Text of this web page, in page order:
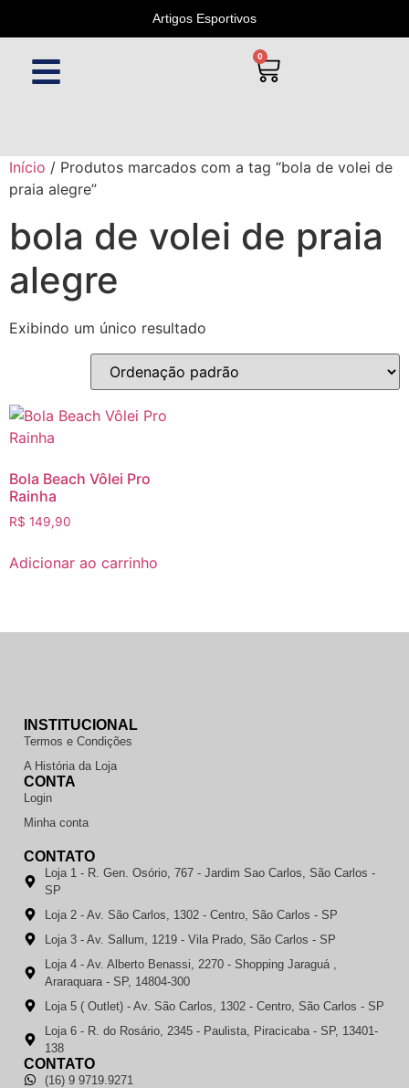
Artigos Esportivos
0
Início / Produtos marcados com a tag “bola de volei de
praia alegre”
bola de volei de praia
alegre
Exibindo um único resultado
Bola Beach Vôlei Pro
Rainha
R$ 149,90
Adicionar ao carrinho
INSTITUCIONAL
Termos e Condições
A História da Loja
CONTA
Login
Minha conta
CONTATO
Loja 1 - R. Gen. Osório, 767 - Jardim Sao Carlos, São Carlos -
SP
Loja 2 - Av. São Carlos, 1302 - Centro, São Carlos - SP
Loja 3 - Av. Sallum, 1219 - Vila Prado, São Carlos - SP
Loja 4 - Av. Alberto Benassi, 2270 - Shopping Jaraguá ,
Araraquara - SP, 14804-300
Loja 5 ( Outlet) - Av. São Carlos, 1302 - Centro, São Carlos - SP
Loja 6 - R. do Rosário, 2345 - Paulista, Piracicaba - SP, 13401-
138
CONTATO
(16) 9 9719.9271